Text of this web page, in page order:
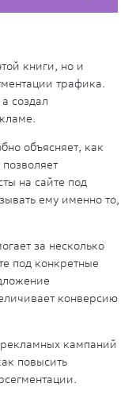
книги, но и
трафика.
создал
объясняет, как
на сайте под
ему именно то,
за несколько
под конкретные
конверсию
рекламных кампаний
повысить